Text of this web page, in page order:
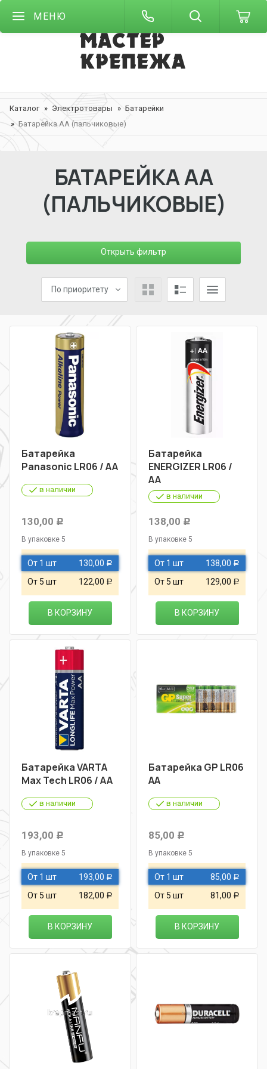
МЕНЮ
Каталог Электротовары
Батарейки
Батарейка АА (пальчиковые)
БАТАРЕЙКА АА
(ПАЛЬЧИКОВЫЕ)
Открыть фильтр
По приоритету
Батарейка
Panasonic LR06 / AA
в наличии
130,00 Р
В упаковке 5
От 1 шт 130,00 Р
От 5 шт 122,00 Р
В КОРЗИНУ
Батарейка
ENERGIZER LR06 /
AA
в наличии
138,00 Р
В упаковке 5
От 1 шт 138,00 Р
От 5 шт 129,00 Р
В КОРЗИНУ
Батарейка VARTA
Max Tech LR06 / AA
в наличии
193,00 Р
В упаковке 5
От 1 шт 193,00 Р
От 5 шт 182,00 Р
В КОРЗИНУ
Батарейка GP LR06
AА
в наличии
85,00 Р
В упаковке 5
От 1 шт 85,00 Р
От 5 шт 81,00 Р
В КОРЗИНУ